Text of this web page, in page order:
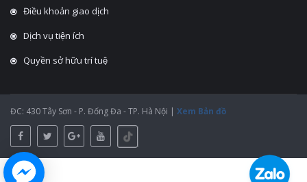
Điều khoản giao dịch
Dịch vụ tiện ích
Quyền sở hữu trí tuệ
ĐC: 430 Tây Sơn - P. Đống Đa - TP. Hà Nội | Xem Bản đồ